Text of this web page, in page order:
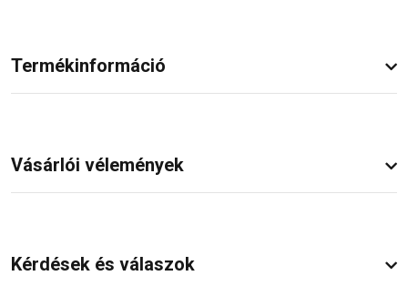
Termékinformáció
Vásárlói vélemények
Kérdések és válaszok